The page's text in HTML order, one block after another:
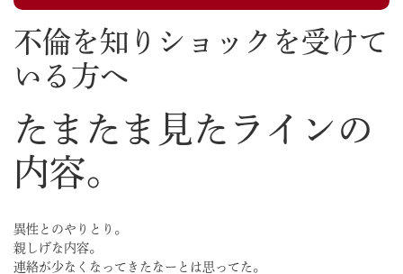
不倫を知りショックを受けて
いる方へ
たまたま見たラインの
内容。
異性とのやりとり。
親しげな内容。
連絡が少なくなってきたなーとは思ってた。